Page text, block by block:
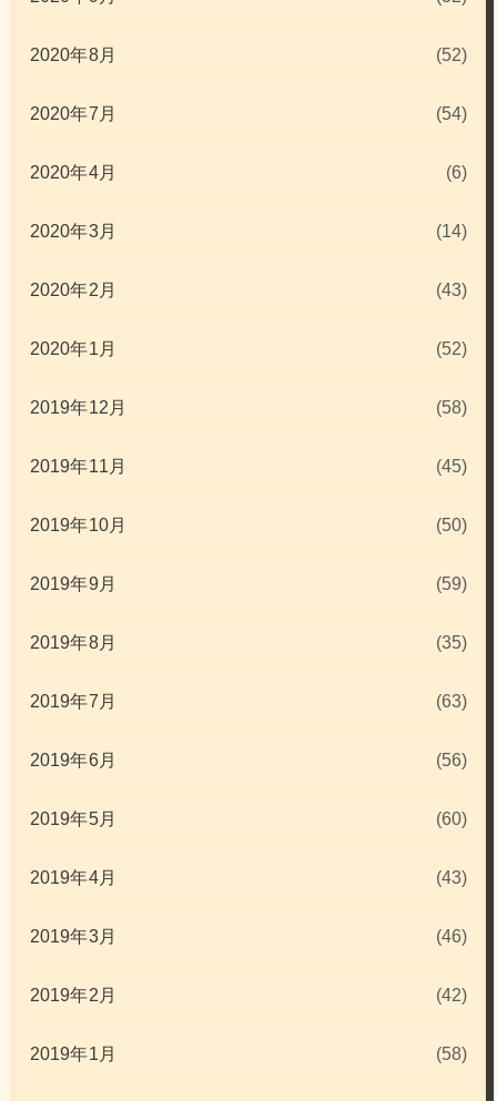
2020年8月 (52)
2020年7月 (54)
2020年4月 (6)
2020年3月 (14)
2020年2月 (43)
2020年1月 (52)
2019年12月 (58)
2019年11月 (45)
2019年10月 (50)
2019年9月 (59)
2019年8月 (35)
2019年7月 (63)
2019年6月 (56)
2019年5月 (60)
2019年4月 (43)
2019年3月 (46)
2019年2月 (42)
2019年1月 (58)